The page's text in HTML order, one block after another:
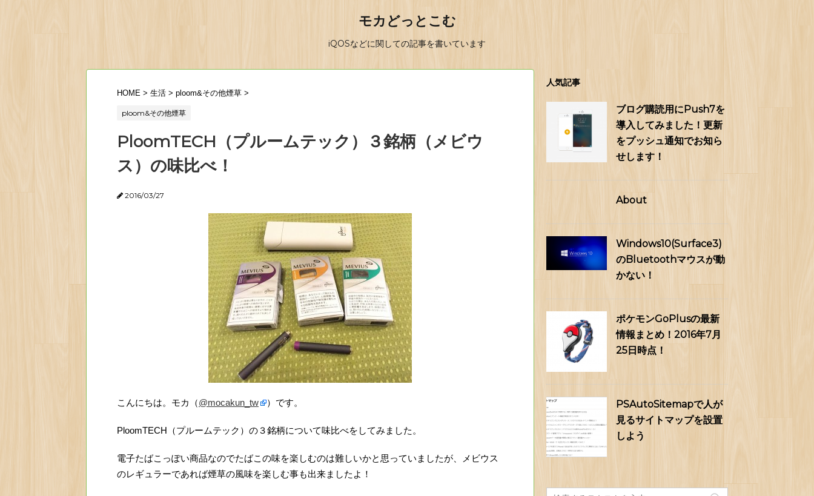
モカどっとこむ
iQOSなどに関しての記事を書いています
HOME > 生活 > ploom&その他煙草 >
ploom&その他煙草
PloomTECH（プルームテック）３銘柄（メビウ
ス）の味比べ！
2016/03/27
こんにちは。モカ（@mocakun_tw ）です。
PloomTECH（プルームテック）の３銘柄について味比べをしてみました。
電子たばこっぽい商品なのでたばこの味を楽しむのは難しいかと思っていましたが、メビウス
のレギュラーであれば煙草の風味を楽しむ事も出来ましたよ！
人気記事
ブログ購読用にPush7を
導入してみました！更新
をプッシュ通知でお知ら
せします！
About
Windows10(Surface3)
のBluetoothマウスが動
かない！
ポケモンGoPlusの最新
情報まとめ！2016年7月
25日時点！
PSAutoSitemapで人が
見るサイトマップを設置
しよう